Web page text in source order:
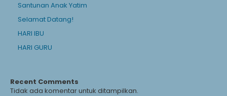
Santunan Anak Yatim
Selamat Datang!
HARI IBU
HARI GURU
Recent Comments
Tidak ada komentar untuk ditampilkan.